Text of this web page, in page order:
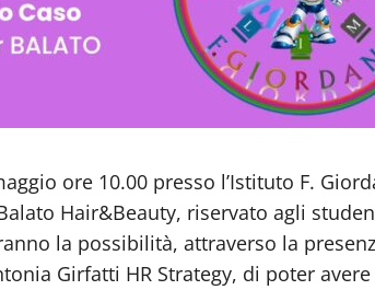
ore 10.00 presso l’Istituto F.
Hair&Beauty, riservato agli
la possibilità, attraverso la
Girfatti HR Strategy, di poter